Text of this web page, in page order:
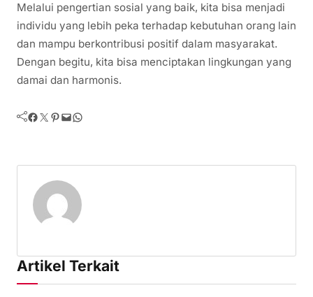
Melalui pengertian sosial yang baik, kita bisa menjadi
individu yang lebih peka terhadap kebutuhan orang lain
dan mampu berkontribusi positif dalam masyarakat.
Dengan begitu, kita bisa menciptakan lingkungan yang
damai dan harmonis.
Facebook Twitter Pinterest Mail WhatsApp
Artikel Terkait